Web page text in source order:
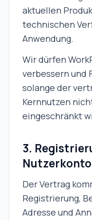
aktuellen
technischen
Anwendung.
Wir dürfen
verbessern und
solange der
Kernnutzen
eingeschränkt
3.
Nutzerkonto
Der Vertrag
Registrierung,
Adresse und